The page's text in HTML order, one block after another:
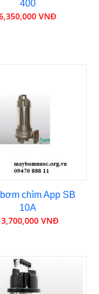
400
VNĐ
chìm App SB
10A
VNĐ